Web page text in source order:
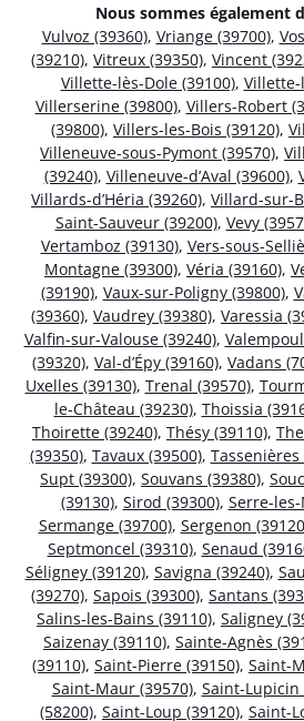
Nous sommes également
Vulvoz (39360), Vriange (39700),
(39210), Vitreux (39350), Vincent
Villette-lès-Dole (39100), Villette-
Villerserine (39800), Villers-Robert
(39800), Villers-les-Bois (39120),
Villeneuve-sous-Pymont (39570),
(39240), Villeneuve-d’Aval (39600),
Villards-d’Héria (39260), Villard-sur-
Saint-Sauveur (39200), Vevy
Vertamboz (39130), Vers-sous-
Montagne (39300), Véria (39160),
(39190), Vaux-sur-Poligny (39800),
(39360), Vaudrey (39380), Varessia
Valfin-sur-Valouse (39240),
(39320), Val-d’Épy (39160), Vadans
Uxelles (39130), Trenal (39570),
le-Château (39230), Thoissia
Thoirette (39240), Thésy (39110),
(39350), Tavaux (39500), Tassenières
Supt (39300), Souvans (39380),
(39130), Sirod (39300), Serre-
Sermange (39700), Sergenon
Septmoncel (39310), Senaud
Séligney (39120), Savigna (39240),
(39270), Sapois (39300), Santans
Salins-les-Bains (39110), Saligney
Saizenay (39110), Sainte-Agnès
(39110), Saint-Pierre (39150), Saint-
Saint-Maur (39570), Saint-Lupicin
(58200), Saint-Loup (39120), Saint-